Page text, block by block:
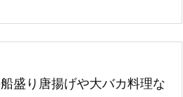
盛り唐揚げや大バカ料理な